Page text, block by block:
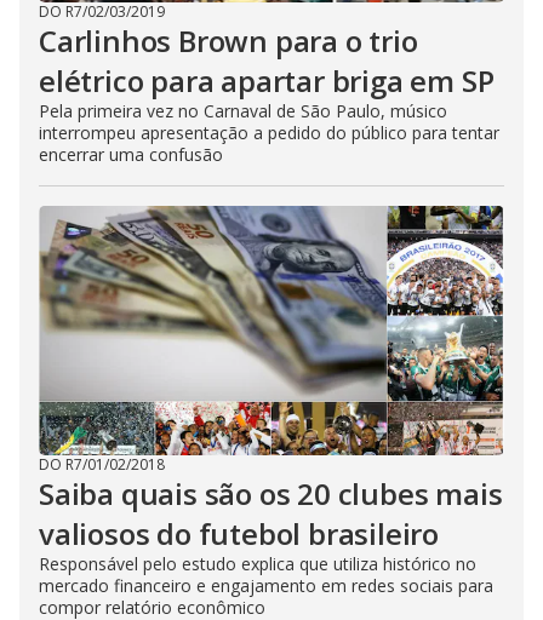
DO R7/02/03/2019
Carlinhos Brown para o trio
elétrico para apartar briga em SP
Pela primeira vez no Carnaval de São Paulo, músico
interrompeu apresentação a pedido do público para tentar
encerrar uma confusão
DO R7/01/02/2018
Saiba quais são os 20 clubes mais
valiosos do futebol brasileiro
Responsável pelo estudo explica que utiliza histórico no
mercado financeiro e engajamento em redes sociais para
compor relatório econômico